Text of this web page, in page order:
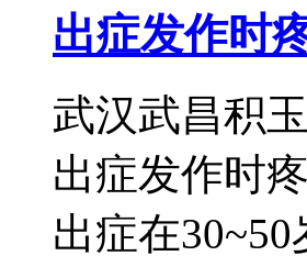
出症发作时
武汉武昌积
出症发作时
出症在